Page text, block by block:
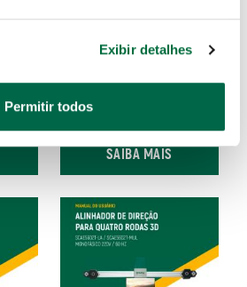
Exibir detalhes
Permitir todos
DESMONTADORA DE PNEUS
SCAE1022H-LA / SCAE1022H-T
SAIBA MAIS